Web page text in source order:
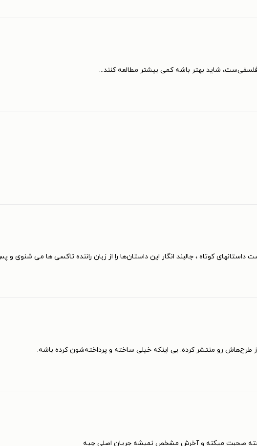
شاید بهتر باشه کمی بیشتر مطالعه کنند...
کوتاه ، جالبند انگار این داستان‌ها را از زبان راننده تاکسی ها می شنوی
رو منتشر کرده. بی اینکه خیلی ساخته و پرداخته‌شون کرده باشه.
صحبت میکنه و آخرش مشخص نمیشه جریان اصلی چیه